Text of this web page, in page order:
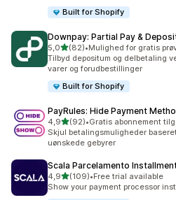
Built for Shopify
Downpay: Partial Pay &
5,0ud af 5 stjerner
(82)
82 anmeldelser i alt
•Mulighed for gratis
Tilbyd depositum og delbetaling
varer og forudbestillinger
Built for Shopify
PayRules: Hide Payment
4,9ud af 5 stjerner
(92)
92 anmeldelser i alt
•Gratis abonnement
Skjul betalingsmuligheder
uønskede gebyrer
Scala Parcelamento
4,9ud af 5 stjerner
(109)
109 anmeldelser i alt
•Free trial available
Show your payment processor